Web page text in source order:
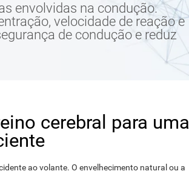
envolvidas na condução.
velocidade de reação e
de condução e reduz
cerebral para uma
ao volante. O envelhecimento natural ou a